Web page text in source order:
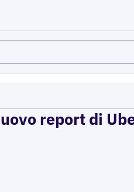
report di